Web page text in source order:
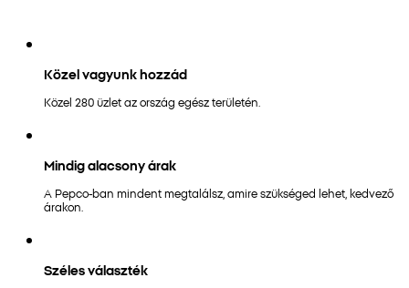
Közel vagyunk hozzád
Közel 280 üzlet az ország egész területén.
Mindig alacsony árak
A Pepco-ban mindent megtalálsz, amire szükséged lehet, kedvező
árakon.
Széles választék